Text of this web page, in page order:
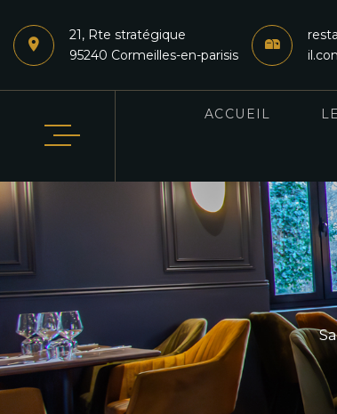
21, Rte stratégique
95240 Cormeilles-en-parisis
ACCUEIL